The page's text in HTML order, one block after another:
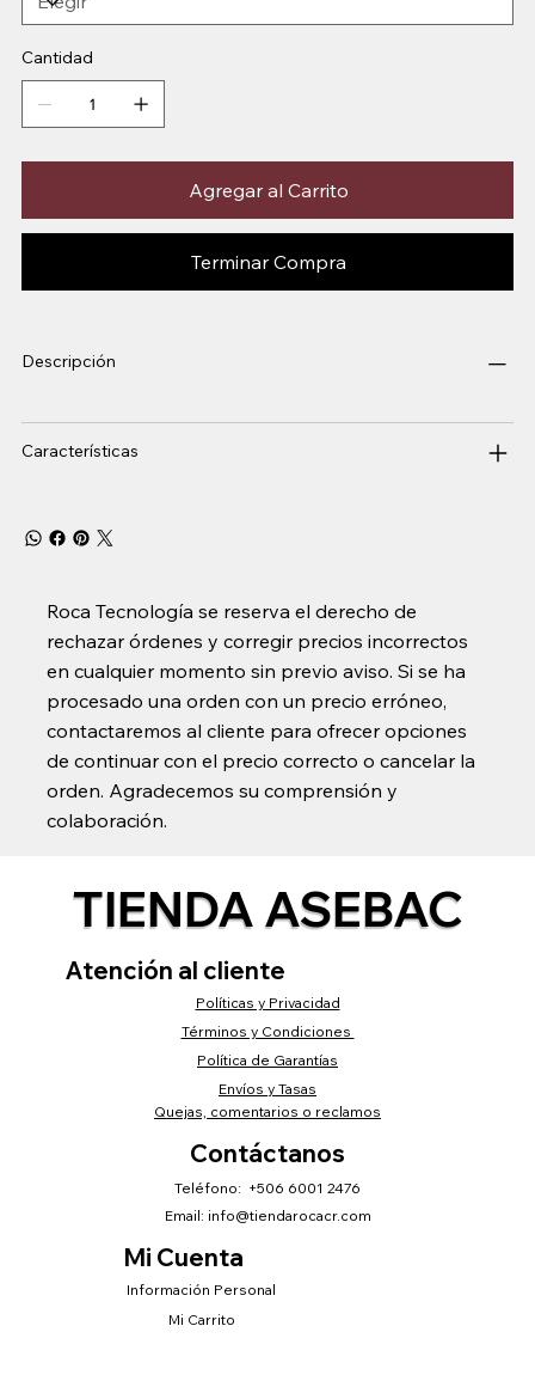
Cantidad
Agregar al Carrito
Terminar Compra
Descripción
Características
Roca Tecnología se reserva el derecho de
rechazar órdenes y corregir precios incorrectos
en cualquier momento sin previo aviso. Si se ha
procesado una orden con un precio erróneo,
contactaremos al cliente para ofrecer opciones
de continuar con el precio correcto o cancelar la
orden. Agradecemos su comprensión y
colaboración.
TIENDA ASEBAC
Atención al cliente
Políticas y Privacidad
Términos y Condiciones
Envíos y Tasas
Política de Garantías
Quejas, comentarios o reclamos
Mi Cuenta
Información Personal
Mi Carrito
Contáctanos
Teléfono: +506 6001 2476
Email: info@tiendarocacr.com